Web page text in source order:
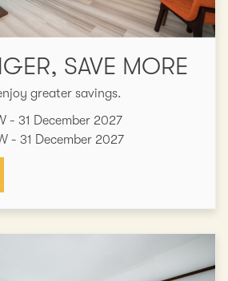
SAVE MORE
greater savings.
- 31 December 2027
- 31 December 2027